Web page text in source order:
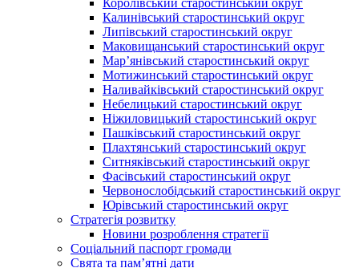
Королівський старостинський округ
Калинівський старостинський округ
Липівський старостинський округ
Маковищанський старостинський округ
Мар’янівський старостинський округ
Мотижинський старостинський округ
Наливайківський старостинський округ
Небелицький старостинський округ
Ніжиловицький старостинський округ
Пашківський старостинський округ
Плахтянський старостинський округ
Ситняківський старостинський округ
Фасівський старостинський округ
Червонослобідський старостинський округ
Юрівський старостинський округ
Стратегія розвитку
Новини розроблення стратегії
Соціальний паспорт громади
Свята та пам’ятні дати